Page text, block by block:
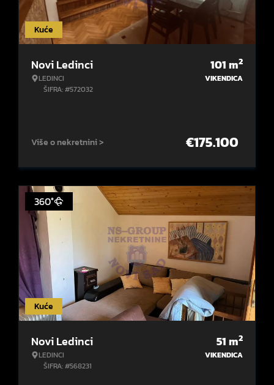
Kuće
Novi Ledinci
LEDINCI
ŠIFRA: #572032
101m2
VIKENDICA
Više o nekretnini > €175.100
Kuće
360°
Novi Ledinci
LEDINCI
ŠIFRA: #568231
51m2
VIKENDICA